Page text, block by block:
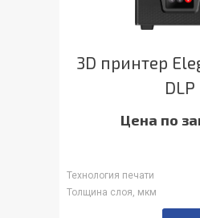
3D принтер
DLP
Цена по
Технология печати
Толщина слоя, мкм